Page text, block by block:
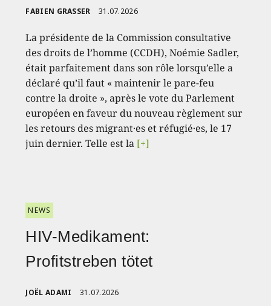
FABIEN GRASSER 31.07.2026
La présidente de la Commission consultative
des droits de l’homme (CCDH), Noémie Sadler,
était parfaitement dans son rôle lorsqu’elle a
déclaré qu’il faut « maintenir le pare-feu
contre la droite », après le vote du Parlement
européen en faveur du nouveau règlement sur
les retours des migrant·es et réfugié·es, le 17
juin dernier. Telle est la [+]
NEWS
HIV-Medikament:
Profitstreben tötet
JOËL ADAMI 31.07.2026